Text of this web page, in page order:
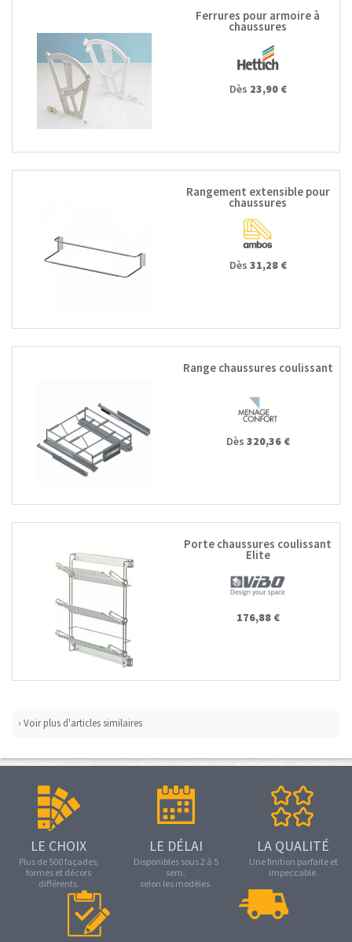
Ferrures pour armoire à
chaussures
Dès 23,90 €
Rangement extensible pour
chaussures
Dès 31,28 €
Range chaussures coulissant
Dès 320,36 €
Porte chaussures coulissant
Elite
176,88 €
› Voir plus d'articles similaires
LE CHOIX
Plus de 500 façades,
formes et décors
différents.
LE DÉLAI
Disponibles sous 2 à 5
sem.
selon les modèles.
LA QUALITÉ
Une finition parfaite et
impeccable.